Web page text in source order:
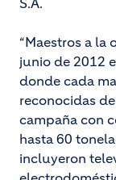
S.A.
“Maestros a la
junio de 2012
donde cada
reconocidas
campaña con
hasta 60
incluyeron